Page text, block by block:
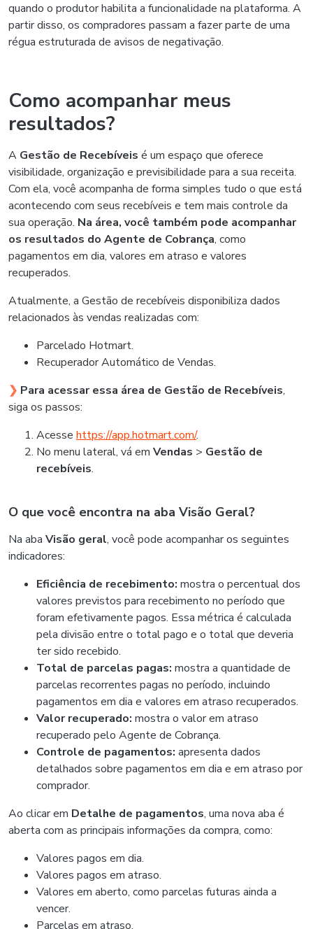
quando o produtor habilita a funcionalidade na plataforma. A
partir disso, os compradores passam a fazer parte de uma
régua estruturada de avisos de negativação.
Como acompanhar meus
resultados?
A Gestão de Recebíveis é um espaço que oferece
visibilidade, organização e previsibilidade para a sua receita.
Com ela, você acompanha de forma simples tudo o que está
acontecendo com seus recebíveis e tem mais controle da
sua operação. Na área, você também pode acompanhar
os resultados do Agente de Cobrança, como
pagamentos em dia, valores em atraso e valores
recuperados.
Atualmente, a Gestão de recebíveis disponibiliza dados
relacionados às vendas realizadas com:
Parcelado Hotmart.
Recuperador Automático de Vendas.
❯ Para acessar essa área de Gestão de Recebíveis,
siga os passos:
Acesse https://app.hotmart.com/.
No menu lateral, vá em Vendas > Gestão de
recebíveis.
O que você encontra na aba Visão Geral?
Na aba Visão geral, você pode acompanhar os seguintes
indicadores:
Eficiência de recebimento: mostra o percentual dos
valores previstos para recebimento no período que
foram efetivamente pagos. Essa métrica é calculada
pela divisão entre o total pago e o total que deveria
ter sido recebido.
Total de parcelas pagas: mostra a quantidade de
parcelas recorrentes pagas no período, incluindo
pagamentos em dia e valores em atraso recuperados.
Valor recuperado: mostra o valor em atraso
recuperado pelo Agente de Cobrança.
Controle de pagamentos: apresenta dados
detalhados sobre pagamentos em dia e em atraso por
comprador.
Ao clicar em Detalhe de pagamentos, uma nova aba é
aberta com as principais informações da compra, como:
Valores pagos em dia.
Valores pagos em atraso.
Valores em aberto, como parcelas futuras ainda a
vencer.
Parcelas em atraso.